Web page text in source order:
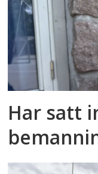
Har satt